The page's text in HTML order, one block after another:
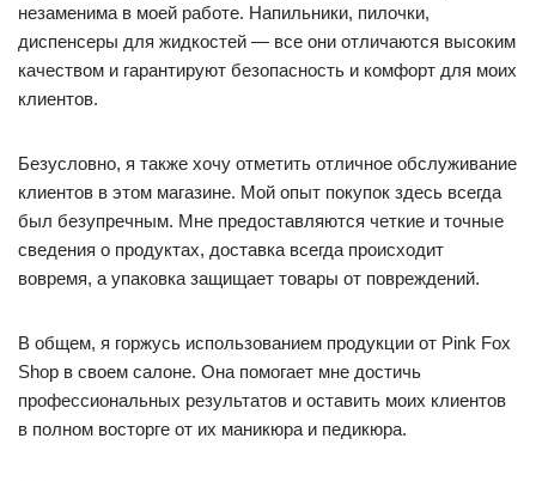
незаменима в моей работе. Напильники, пилочки,
диспенсеры для жидкостей — все они отличаются высоким
качеством и гарантируют безопасность и комфорт для моих
клиентов.
Безусловно, я также хочу отметить отличное обслуживание
клиентов в этом магазине. Мой опыт покупок здесь всегда
был безупречным. Мне предоставляются четкие и точные
сведения о продуктах, доставка всегда происходит
вовремя, а упаковка защищает товары от повреждений.
В общем, я горжусь использованием продукции от Pink Fox
Shop в своем салоне. Она помогает мне достичь
профессиональных результатов и оставить моих клиентов
в полном восторге от их маникюра и педикюра.